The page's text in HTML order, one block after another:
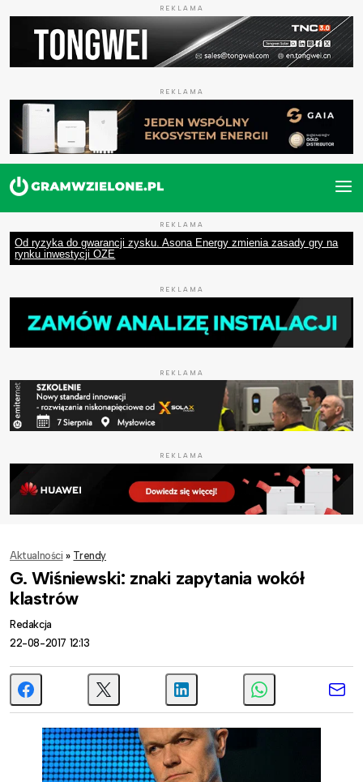
REKLAMA
REKLAMA
REKLAMA
Od ryzyka do gwarancji zysku. Asona Energy zmienia zasady gry na
rynku inwestycji OZE
REKLAMA
REKLAMA
REKLAMA
Aktualności » Trendy
G. Wiśniewski: znaki zapytania wokół
klastrów
Redakcja
22-08-2017 12:13